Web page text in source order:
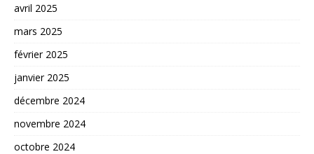
avril 2025
mars 2025
février 2025
janvier 2025
décembre 2024
novembre 2024
octobre 2024